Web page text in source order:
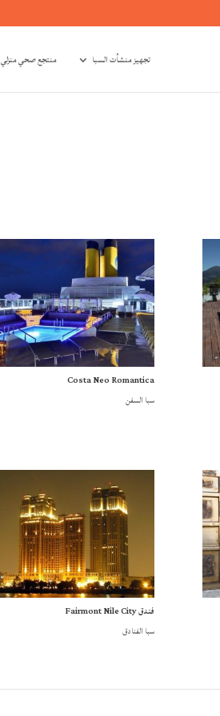
تجهيز منشأت السبا منتجع صحي منزلي
Costa Neo Romantica
سبا السفن
فندق Fairmont Nile City
سبا الفنادق